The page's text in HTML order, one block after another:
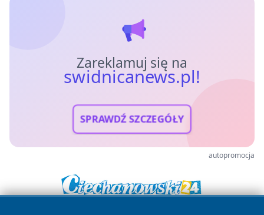
Zareklamuj się na
swidnicanews.pl!
SPRAWDŹ SZCZEGÓŁY
autopromocja